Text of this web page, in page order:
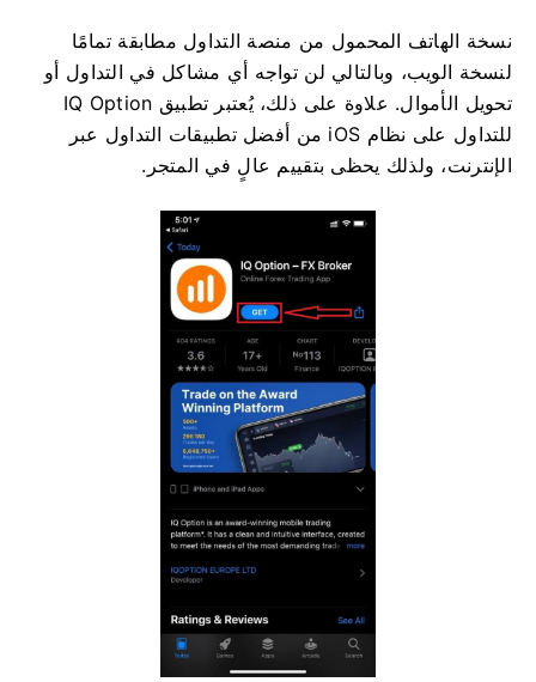
نسخة الهاتف المحمول من منصة التداول مطابقة تمامًا
لنسخة الويب، وبالتالي لن تواجه أي مشاكل في التداول أو
تحويل الأموال. علاوة على ذلك، يُعتبر تطبيق IQ Option
للتداول على نظام iOS من أفضل تطبيقات التداول عبر
الإنترنت، ولذلك يحظى بتقييم عالٍ في المتجر.